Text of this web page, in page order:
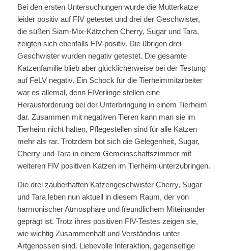
Bei den ersten Untersuchungen wurde die Mutterkatze
leider positiv auf FIV getestet und drei der Geschwister,
die süßen Siam-Mix-Kätzchen Cherry, Sugar und Tara,
zeigten sich ebenfalls FIV-positiv. Die übrigen drei
Geschwister wurden negativ getestet. Die gesamte
Katzenfamilie blieb aber glücklicherweise bei der Testung
auf FeLV negativ. Ein Schock für die Tierheimmitarbeiter
war es allemal, denn FIVerlinge stellen eine
Herausforderung bei der Unterbringung in einem Tierheim
dar. Zusammen mit negativen Tieren kann man sie im
Tierheim nicht halten, Pflegestellen sind für alle Katzen
mehr als rar. Trotzdem bot sich die Gelegenheit, Sugar,
Cherry und Tara in einem Gemeinschaftszimmer mit
weiteren FIV positiven Katzen im Tierheim unterzubringen.
Die drei zauberhaften Katzengeschwister Cherry, Sugar
und Tara leben nun aktuell in diesem Raum, der von
harmonischer Atmosphäre und freundlichem Miteinander
geprägt ist. Trotz ihres positiven FIV-Testes zeigen sie,
wie wichtig Zusammenhalt und Verständnis unter
Artgenossen sind. Liebevolle Interaktion, gegenseitige